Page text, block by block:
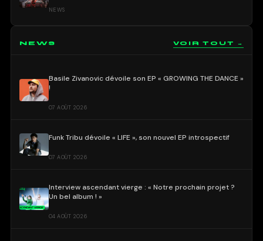
NEWS
NEWS VOIR TOUT →
Basile Zivanovic dévoile son EP « GROWING THE DANCE »
!
07 AOÛT 2026
Funk Tribu dévoile « LIFE », son nouvel EP introspectif
07 AOÛT 2026
Interview ascendant vierge : « Notre prochain projet ?
Un bel album ! »
04 AOÛT 2026